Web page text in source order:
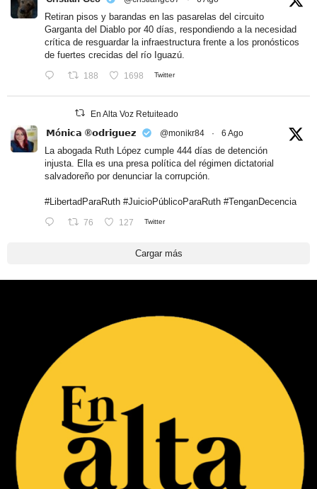
Retiran pisos y barandas en las pasarelas del circuito
Garganta del Diablo por 40 días, respondiendo a la necesidad
crítica de resguardar la infraestructura frente a los pronósticos
de fuertes crecidas del río Iguazú.
188 1698 Twitter
En Alta Voz Retuiteado
𝗠ó𝗻𝗶𝗰𝗮 ®𝗼𝗱𝗿𝗶𝗴𝘂𝗲𝘇 @monikr84 · 6 Ago
La abogada Ruth López cumple 444 días de detención
injusta. Ella es una presa política del régimen dictatorial
salvadoreño por denunciar la corrupción.
#LibertadParaRuth #JuicioPúblicoParaRuth #TenganDecencia
76 127 Twitter
Cargar más